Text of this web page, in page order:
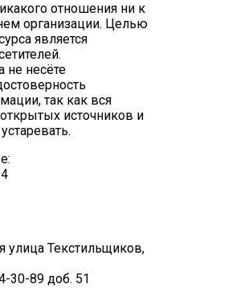
отношения ни к
организации. Целью
является
не несёте
так как вся
источников и
улица Текстильщиков,
30-89 доб. 51